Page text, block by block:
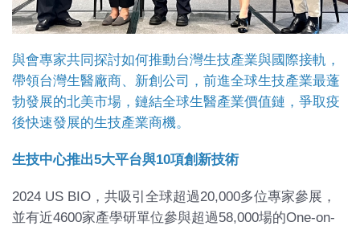
與會專家共同探討如何推動台灣生技產業與國際接軌，
帶領台灣生醫廠商、新創公司，前進全球生技產業最蓬
勃發展的北美市場，鏈結全球生醫產業價值鏈，爭取疫
後快速發展的生技產業商機。
生技中心推出5大平台與10項創新技術
2024 US BIO，共吸引全球超過20,000多位專家參展，
並有近4600家產學研單位參與超過58,000場的One-on-